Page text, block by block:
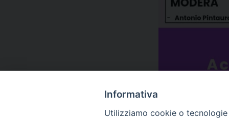
Informativa
Utilizziamo cookie o